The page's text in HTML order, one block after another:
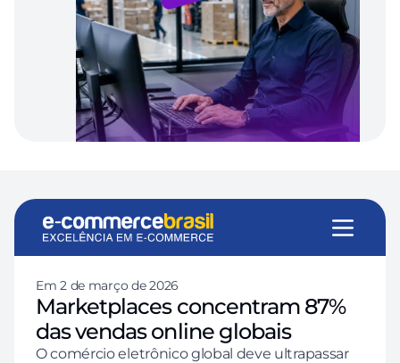
Em 2 de março de 2026
Marketplaces concentram 87%
das vendas online globais
O comércio eletrônico global deve ultrapassar